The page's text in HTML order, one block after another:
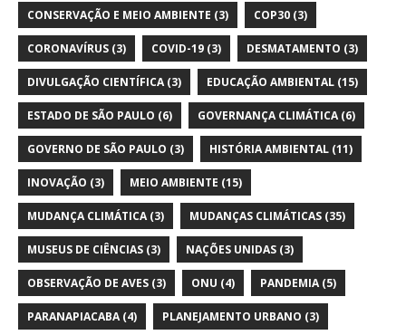
CONSERVAÇÃO E MEIO AMBIENTE (3) COP30 (3)
CORONAVÍRUS (3) COVID-19 (3) DESMATAMENTO (3)
DIVULGAÇÃO CIENTÍFICA(3) EDUCAÇÃO AMBIENTAL (15)
ESTADO DE SÃO PAULO (6) GOVERNANÇA CLIMÁTICA(6)
GOVERNO DE SÃO PAULO (3) HISTÓRIA AMBIENTAL (11)
INOVAÇÃO (3) MEIO AMBIENTE (15)
MUDANÇA CLIMÁTICA(3) MUDANÇAS CLIMÁTICAS (35)
MUSEUS DE CIÊNCIAS (3) NAÇÕES UNIDAS (3)
OBSERVAÇÃO DE AVES (3) ONU (4) PANDEMIA(5)
PARANAPIACABA(4) PLANEJAMENTO URBANO (3)